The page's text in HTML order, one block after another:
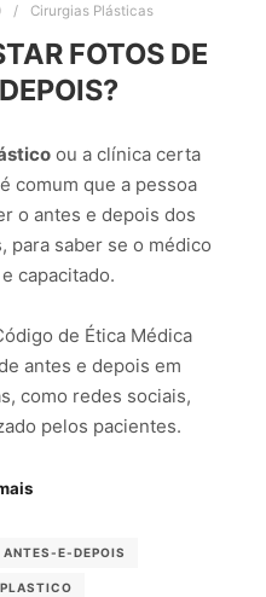
Cirurgias Plásticas
FOTOS DE
ou a clínica certa
comum que a pessoa
o antes e depois dos
para saber se o médico
capacitado.
de Ética Médica
antes e depois em
como redes sociais,
pelos pacientes.
ANTES-E-DEPOIS